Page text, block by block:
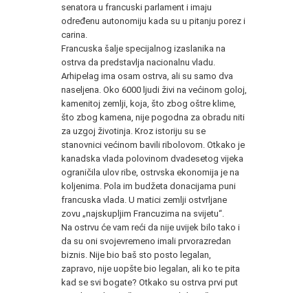
senatora u francuski parlament i imaju
određenu autonomiju kada su u pitanju porez i
carina.
Francuska šalje specijalnog izaslanika na
ostrva da predstavlja nacionalnu vladu.
Arhipelag ima osam ostrva, ali su samo dva
naseljena. Oko 6000 ljudi živi na većinom goloj,
kamenitoj zemlji, koja, što zbog oštre klime,
što zbog kamena, nije pogodna za obradu niti
za uzgoj životinja. Kroz istoriju su se
stanovnici većinom bavili ribolovom. Otkako je
kanadska vlada polovinom dvadesetog vijeka
ograničila ulov ribe, ostrvska ekonomija je na
koljenima. Pola im budžeta donacijama puni
francuska vlada. U matici zemlji ostvrljane
zovu „najskupljim Francuzima na svijetu“.
Na ostrvu će vam reći da nije uvijek bilo tako i
da su oni svojevremeno imali prvorazredan
biznis. Nije bio baš sto posto legalan,
zapravo, nije uopšte bio legalan, ali ko te pita
kad se svi bogate? Otkako su ostrva prvi put